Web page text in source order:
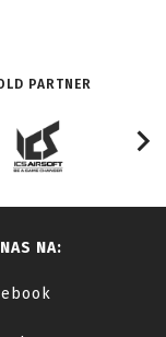
PARTNER
NA: